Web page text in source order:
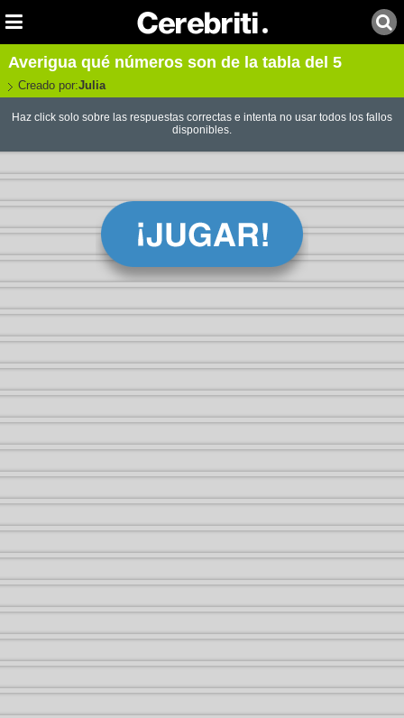
Averigua qué números son de la tabla del 5
Creado por:Julia
Haz click solo sobre las respuestas correctas e intenta no usar todos los fallos
disponibles.